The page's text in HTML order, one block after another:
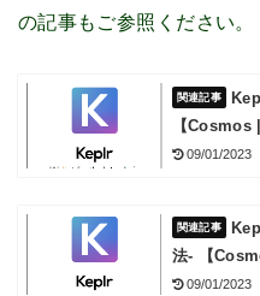
の記事もご参照ください。
【Cosmos
09/01/2023
法- 【
09/01/2023